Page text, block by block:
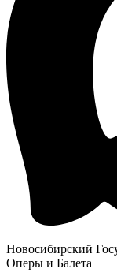
Новосибирский
Оперы и Балета